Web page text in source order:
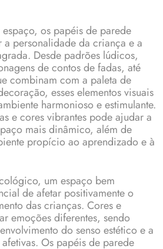
os papéis de parede
personalidade da criança e a
Desde padrões lúdicos,
de contos de fadas, até
combinam com a paleta de
esses elementos visuais
harmonioso e estimulante.
e cores vibrantes pode ajudar a
mais dinâmico, além de
propício ao aprendizado e à
um espaço bem
de afetar positivamente o
das crianças. Cores e
emoções diferentes, sendo
do senso estético e a
Os papéis de parede